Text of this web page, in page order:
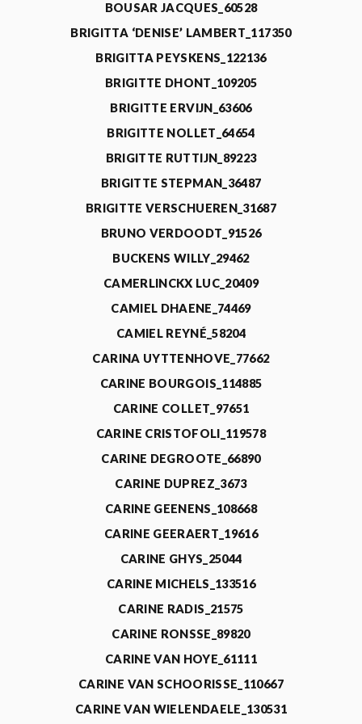
BOUSAR JACQUES_60528
BRIGITTA ‘DENISE’ LAMBERT_117350
BRIGITTA PEYSKENS_122136
BRIGITTE DHONT_109205
BRIGITTE ERVIJN_63606
BRIGITTE NOLLET_64654
BRIGITTE RUTTIJN_89223
BRIGITTE STEPMAN_36487
BRIGITTE VERSCHUEREN_31687
BRUNO VERDOODT_91526
BUCKENS WILLY_29462
CAMERLINCKX LUC_20409
CAMIEL DHAENE_74469
CAMIEL REYNÉ_58204
CARINA UYTTENHOVE_77662
CARINE BOURGOIS_114885
CARINE COLLET_97651
CARINE CRISTOFOLI_119578
CARINE DEGROOTE_66890
CARINE DUPREZ_3673
CARINE GEENENS_108668
CARINE GEERAERT_19616
CARINE GHYS_25044
CARINE MICHELS_133516
CARINE RADIS_21575
CARINE RONSSE_89820
CARINE VAN HOYE_61111
CARINE VAN SCHOORISSE_110667
CARINE VAN WIELENDAELE_130531